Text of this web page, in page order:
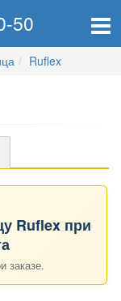
50
Ruflex
Ruflex при
заказе.